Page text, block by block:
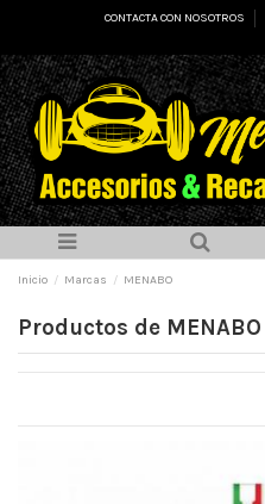
CONTACTA CON NOSOTROS
Inicio Marcas MENABO
Productos de MENABO